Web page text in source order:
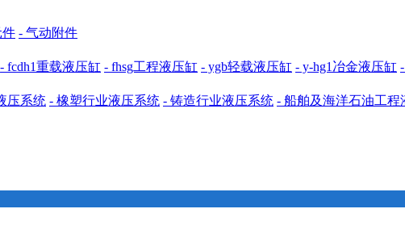
件 - 气动附件
- fcdh1重载液压缸 - fhsg工程液压缸 - ygb轻载液压缸 - y-hg1冶金液压缸
压系统 - 橡塑行业液压系统 - 铸造行业液压系统 - 船舶及海洋石油工程